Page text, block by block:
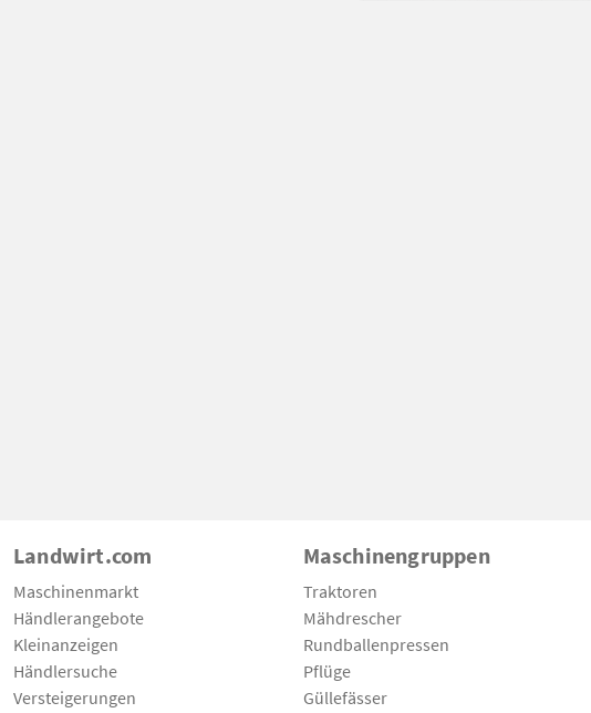
Landwirt.com
Maschinenmarkt
Händlerangebote
Kleinanzeigen
Händlersuche
Versteigerungen
Maschinengruppen
Traktoren
Mähdrescher
Rundballenpressen
Pflüge
Güllefässer